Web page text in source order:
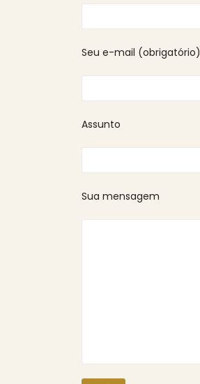
Seu e-mail (obrigatório)
Assunto
Sua mensagem